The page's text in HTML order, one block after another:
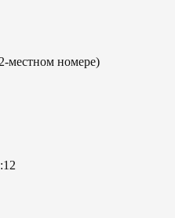
местном номере)